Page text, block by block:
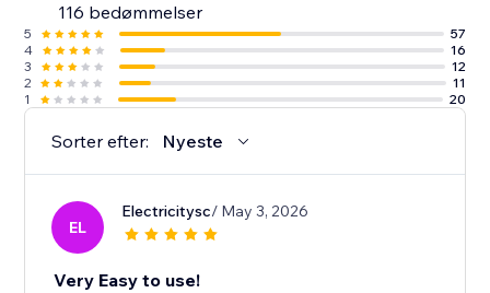
116 bedømmelser
5
57
4
16
3
12
2
11
1
20
Sorter efter: Nyeste
EL
Electricitysc/ May 3, 2026
Very Easy to use!